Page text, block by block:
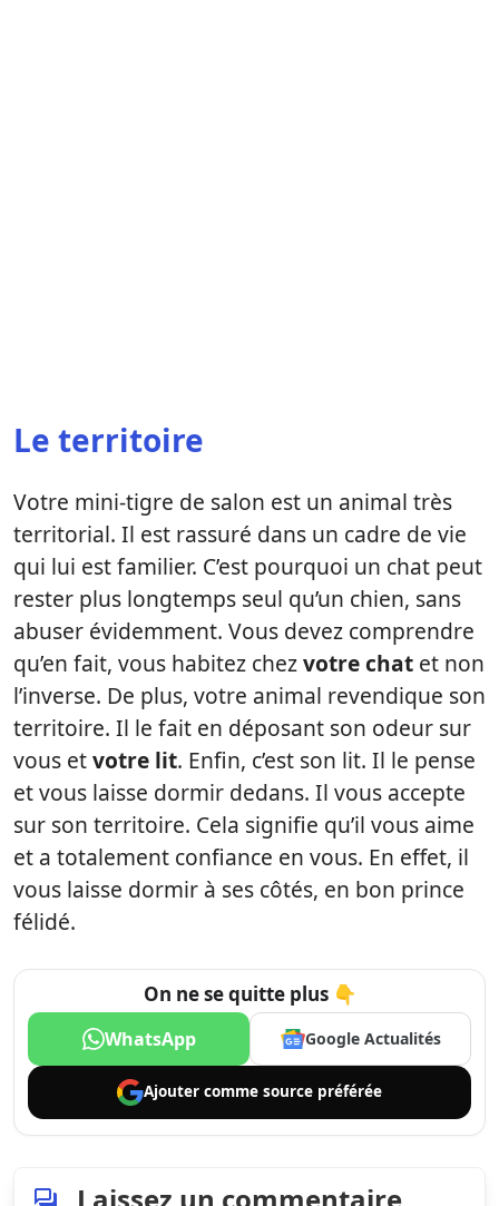
Le territoire
Votre mini-tigre de salon est un animal très
territorial. Il est rassuré dans un cadre de vie
qui lui est familier. C’est pourquoi un chat peut
rester plus longtemps seul qu’un chien, sans
abuser évidemment. Vous devez comprendre
qu’en fait, vous habitez chezvotre chat et non
l’inverse. De plus, votre animal revendique son
territoire. Il le fait en déposant son odeur sur
vous etvotre lit. Enfin, c’est son lit. Il le pense
et vous laisse dormir dedans. Il vous accepte
sur son territoire. Cela signifie qu’il vous aime
et a totalement confiance en vous. En effet, il
vous laisse dormir à ses côtés, en bon prince
félidé.
On ne se quitte plus 👇
WhatsApp Google Actualités
Ajouter comme source préférée